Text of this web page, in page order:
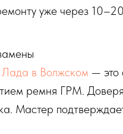
уже через
Лада в Волжском — это
ремня ГРМ.
Мастер